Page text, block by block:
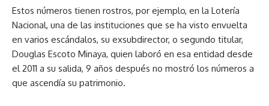
Estos números tienen rostros, por ejemplo, en la Lotería
Nacional, una de las instituciones que se ha visto envuelta
en varios escándalos, su exsubdirector, o segundo titular,
Douglas Escoto Minaya, quien laboró en esa entidad desde
el 2011 a su salida, 9 años después no mostró los números a
que ascendía su patrimonio.